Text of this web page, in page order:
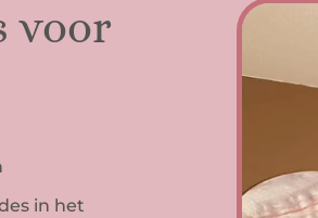
voor
in het